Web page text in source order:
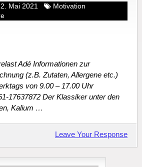
2. Mai 2021
Motivation
Adé Informationen zur
(z.B. Zutaten, Allergene etc.)
von 9.00 – 17.00 Uhr
17637872 Der Klassiker unter den
Kalium …
Leave Your Response